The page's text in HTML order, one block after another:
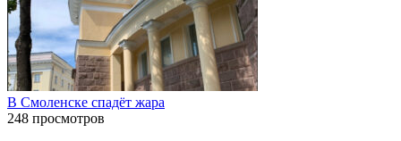
В Смоленске спадёт жара
248 просмотров